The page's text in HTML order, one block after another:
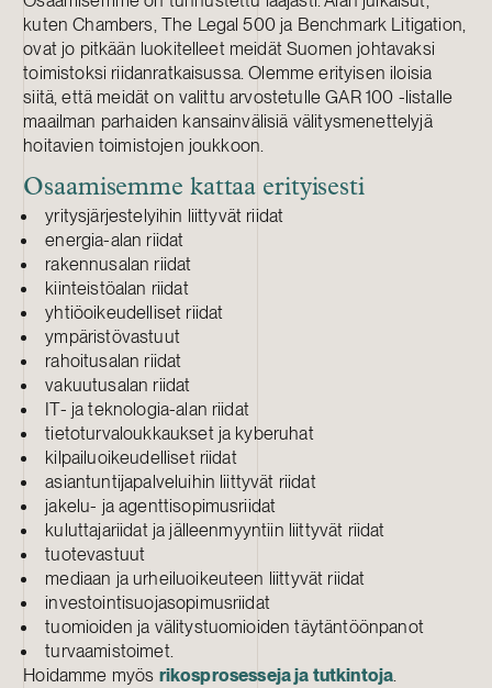
kuten Chambers, The Legal 500 ja Benchmark Litigation,
ovat jo pitkään luokitelleet meidät Suomen johtavaksi
toimistoksi riidanratkaisussa. Olemme erityisen iloisia
siitä, että meidät on valittu arvostetulle GAR 100 -listalle
maailman parhaiden kansainvälisiä välitysmenettelyjä
hoitavien toimistojen joukkoon.
Osaamisemme kattaa erityisesti
yritysjärjestelyihin liittyvät riidat
energia-alan riidat
rakennusalan riidat
kiinteistöalan riidat
yhtiöoikeudelliset riidat
ympäristövastuut
rahoitusalan riidat
vakuutusalan riidat
IT- ja teknologia-alan riidat
tietoturvaloukkaukset ja kyberuhat
kilpailuoikeudelliset riidat
asiantuntijapalveluihin liittyvät riidat
jakelu- ja agenttisopimusriidat
kuluttajariidat ja jälleenmyyntiin liittyvät riidat
tuotevastuut
mediaan ja urheiluoikeuteen liittyvät riidat
investointisuojasopimusriidat
tuomioiden ja välitystuomioiden täytäntöönpanot
turvaamistoimet.
Hoidamme myös rikosprosesseja ja tutkintoja.